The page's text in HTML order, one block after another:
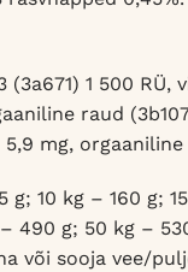
1 500 RÜ,
raud
mg, orgaaniline
10 kg – 160 g;
490 g; 50 kg –
või sooja vee/